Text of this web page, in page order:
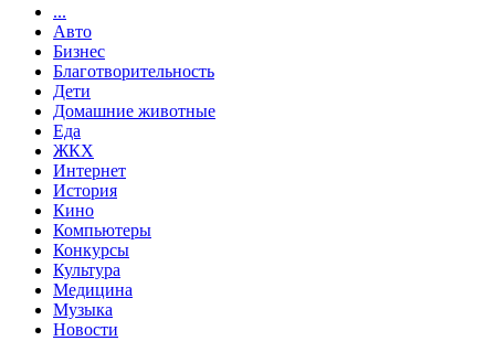
...
Авто
Бизнес
Благотворительность
Дети
Домашние животные
Еда
ЖКХ
Интернет
История
Кино
Компьютеры
Конкурсы
Культура
Медицина
Музыка
Новости